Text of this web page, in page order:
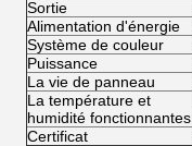
Sortie
Alimentation d'énergie
Système de couleur
Puissance
La vie de panneau
La température et
humidité fonctionnantes
Certificat